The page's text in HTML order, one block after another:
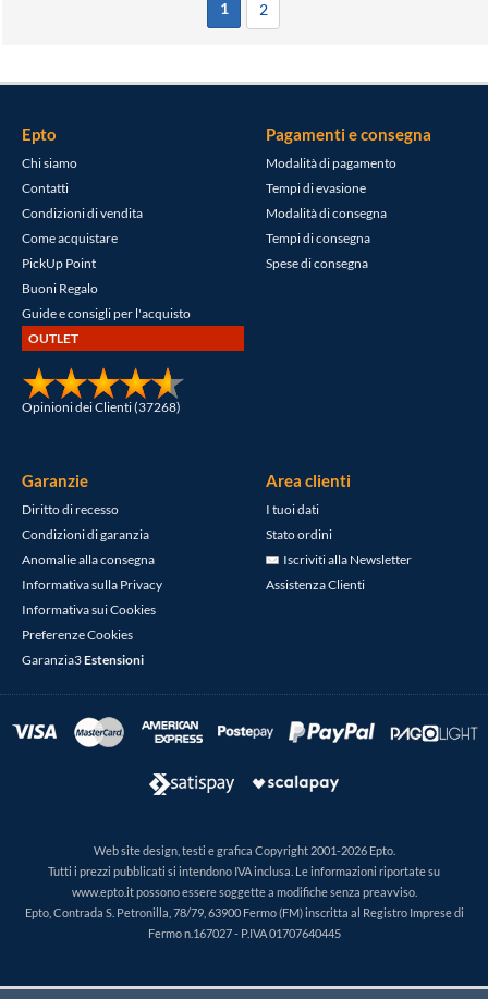
1 2
Epto
Chi siamo
Contatti
Condizioni di vendita
Come acquistare
PickUp Point
Buoni Regalo
Guide e consigli per l'acquisto
OUTLET
Opinioni dei Clienti (37268)
Pagamenti e consegna
Modalità di pagamento
Tempi di evasione
Modalità di consegna
Tempi di consegna
Spese di consegna
Garanzie
Diritto di recesso
Condizioni di garanzia
Anomalie alla consegna
Informativa sulla Privacy
Informativa sui Cookies
Preferenze Cookies
Garanzia3Estensioni
Area clienti
I tuoi dati
Stato ordini
Iscriviti alla Newsletter
Assistenza Clienti
Web site design, testi e grafica Copyright 2001-2026 Epto.
Tutti i prezzi pubblicati si intendono IVA inclusa. Le informazioni riportate su
www.epto.it possono essere soggette a modifiche senza preavviso.
Epto, Contrada S. Petronilla, 78/79, 63900 Fermo (FM) inscritta al Registro Imprese di
Fermo n.167027 - P.IVA 01707640445